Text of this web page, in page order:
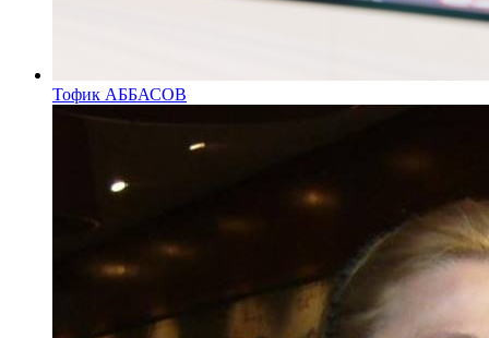
Тофик АББАСОВ